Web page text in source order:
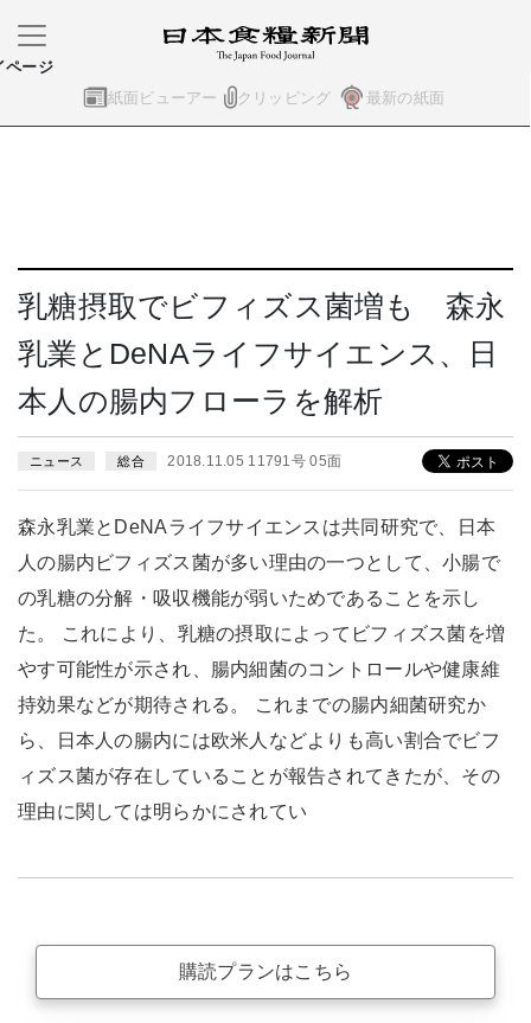
紙面ビューアー クリッピング 最新の紙面
ページ
乳糖摂取でビフィズス菌増も 森永
乳業とDeNAライフサイエンス、日
本人の腸内フローラを解析
ニュース 総合 2018.11.05 11791号 05面
森永乳業とDeNAライフサイエンスは共同研究で、日本
人の腸内ビフィズス菌が多い理由の一つとして、小腸で
の乳糖の分解・吸収機能が弱いためであることを示し
た。 これにより、乳糖の摂取によってビフィズス菌を増
やす可能性が示され、腸内細菌のコントロールや健康維
持効果などが期待される。 これまでの腸内細菌研究か
ら、日本人の腸内には欧米人などよりも高い割合でビフ
ィズス菌が存在していることが報告されてきたが、その
理由に関しては明らかにされてい
購読プランはこちら